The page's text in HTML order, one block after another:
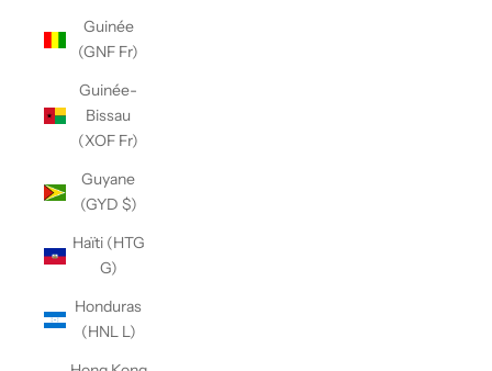
Guinée
(GNF Fr)
Guinée-
Bissau
(XOF Fr)
Guyane
(GYD $)
Haïti (HTG
G)
Honduras
(HNL L)